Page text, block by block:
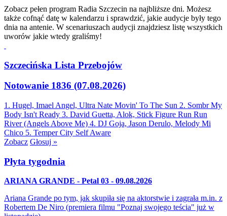
Zobacz pełen program Radia Szczecin na najbliższe dni. Możesz
także cofnąć datę w kalendarzu i sprawdzić, jakie audycje były tego
dnia na antenie. W scenariuszach audycji znajdziesz listę wszystkich
uworów jakie wtedy graliśmy!
Szczecińska Lista Przebojów
Notowanie 1836 (07.08.2026)
1. Hugel, Imael Angel, Ultra Nate Movin' To The Sun 2. Sombr My
Body Isn't Ready 3. David Guetta, Alok, Stick Figure Run Run
River (Angels Above Me) 4. DJ Goja, Jason Derulo, Melody Mi
Chico 5. Temper City Self Aware
Zobacz Głosuj »
Płyta tygodnia
ARIANA GRANDE - Petal 03 - 09.08.2026
Ariana Grande po tym, jak skupiła się na aktorstwie i zagrała m.in. z
Robertem De Niro (premiera filmu "Poznaj swojego teścia" już w